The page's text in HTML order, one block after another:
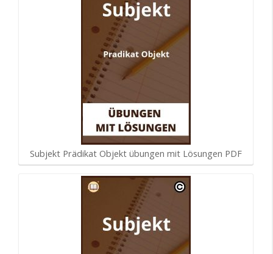
Subjekt Prädikat Objekt übungen mit Lösungen PDF